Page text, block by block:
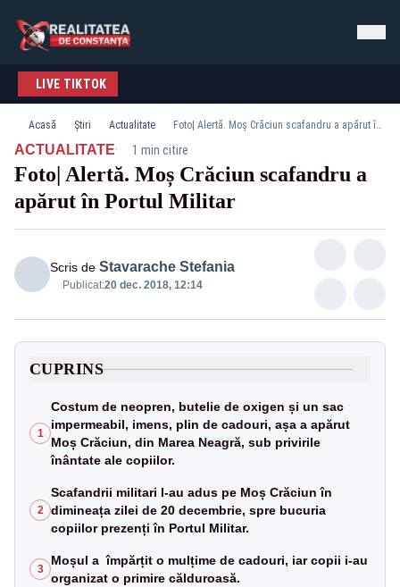
LIVE TIKTOK
Acasă Știri Actualitate Foto| Alertă. Moș Crăciun scafandru a apărut în Portul Militar
ACTUALITATE· 1 min citire
Foto| Alertă. Moș Crăciun scafandru a
apărut în Portul Militar
Scris de Stavarache Stefania
Publicat:20 dec. 2018, 12:14
CUPRINS
1
Costum de neopren, butelie de oxigen și un sac
impermeabil, imens, plin de cadouri, așa a apărut
Moș Crăciun, din Marea Neagră, sub privirile
înântate ale copiilor.
2
Scafandrii militari l-au adus pe Moș Crăciun în
dimineața zilei de 20 decembrie, spre bucuria
copiilor prezenți în Portul Militar.
3
Moșul a împărțit o mulțime de cadouri, iar copii i-au
organizat o primire călduroasă.